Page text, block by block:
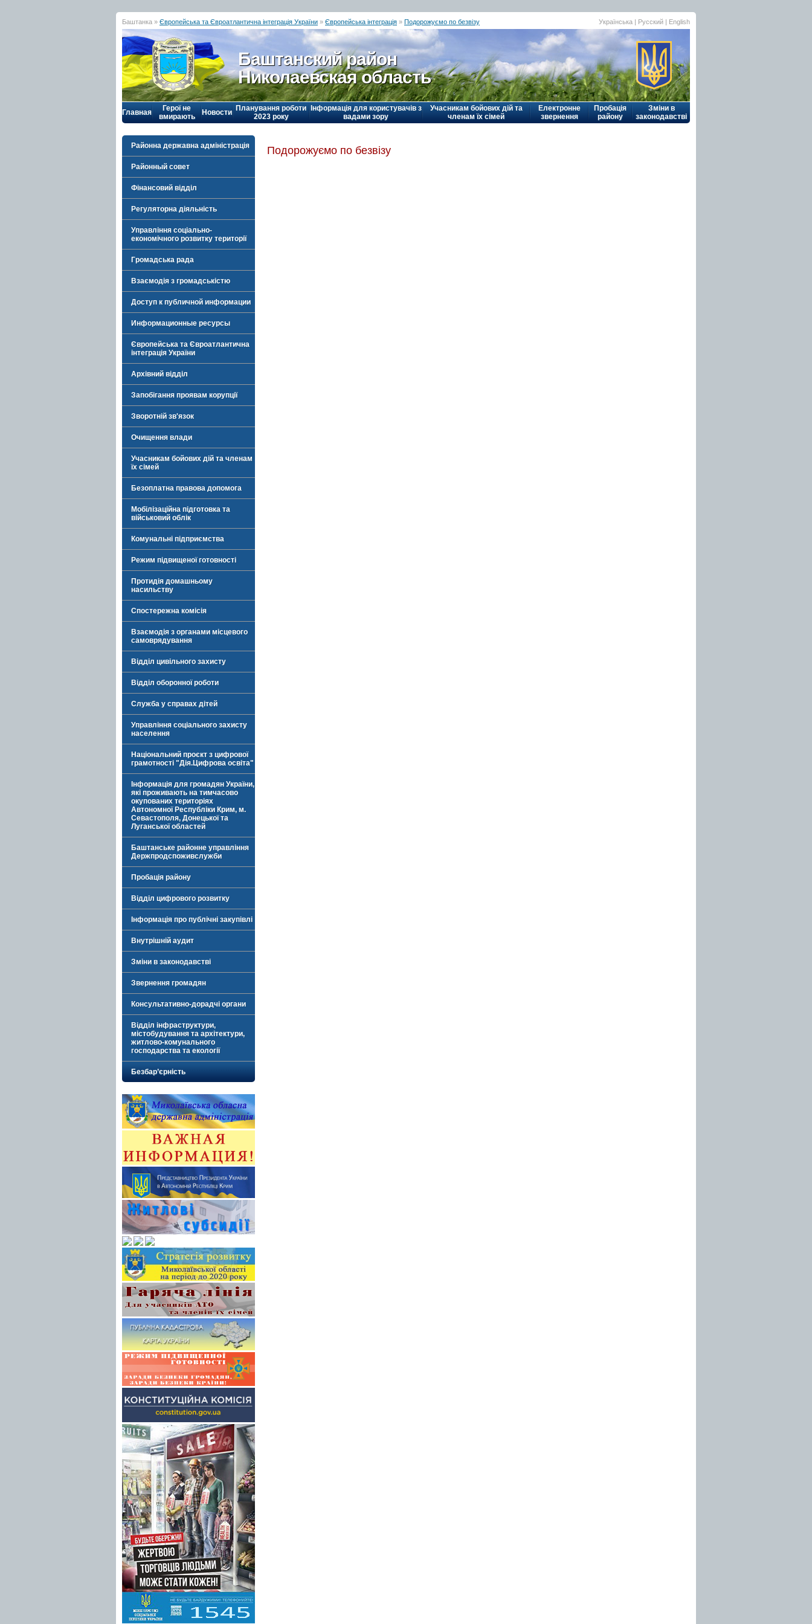
Баштанка » Європейська та Євроатлантична інтеграція України » Європейська інтеграція » Подорожуємо по безвізу Українська | Русский | English
Баштанский район
Николаевская область
Главная
Герої не
вмирають
Новости Планування роботи
2023 року
Інформація для користувачів з
вадами зору
Учасникам бойових дій та
членам їх сімей
Електронне
звернення
Пробація
району
Зміни в
законодавстві
Районна державна адміністрація
Районный совет
Фінансовий відділ
Регуляторна діяльність
Управління соціально-
економічного розвитку території
Громадська рада
Взаємодія з громадськістю
Доступ к публичной информации
Информационные ресурсы
Європейська та Євроатлантична
інтеграція України
Архівний відділ
Запобігання проявам корупції
Зворотній зв'язок
Очищення влади
Учасникам бойових дій та членам
їх сімей
Безоплатна правова допомога
Мобілізаційна підготовка та
військовий облік
Комунальні підприємства
Режим підвищеної готовності
Протидія домашньому
насильству
Спостережна комісія
Взаємодія з органами місцевого
самоврядування
Відділ цивільного захисту
Відділ оборонної роботи
Служба у справах дітей
Управління соціального захисту
населення
Національний проєкт з цифрової
грамотності "Дія.Цифрова освіта"
Інформація для громадян України,
які проживають на тимчасово
окупованих територіях
Автономної Республіки Крим, м.
Севастополя, Донецької та
Луганської областей
Баштанське районне управління
Держпродспоживслужби
Пробація району
Відділ цифрового розвитку
Інформація про публічні закупівлі
Внутрішній аудит
Зміни в законодавстві
Звернення громадян
Консультативно-дорадчі органи
Відділ інфраструктури,
містобудування та архітектури,
житлово-комунального
господарства та екології
Безбар’єрність
Подорожуємо по безвізу